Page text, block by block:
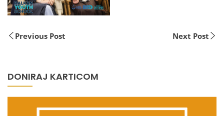
Previous Post Next Post
DONIRAJ KARTICOM